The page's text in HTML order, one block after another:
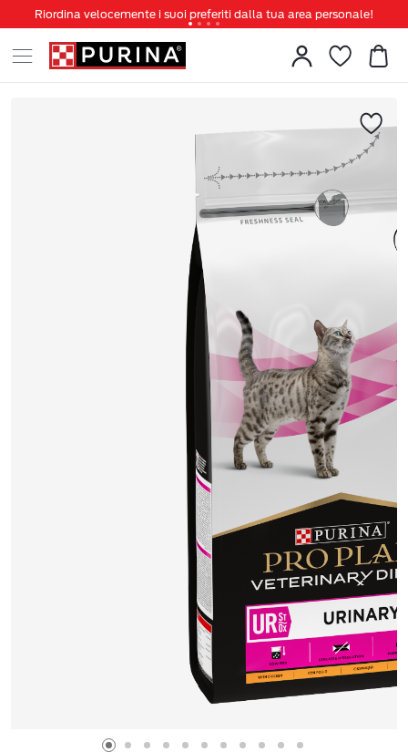
Riordina velocemente i suoi preferiti dalla tua area personale!
Tanti sconti e novità ti aspettano, non perderteli!
Spedizione gratuita a partire da 49 €